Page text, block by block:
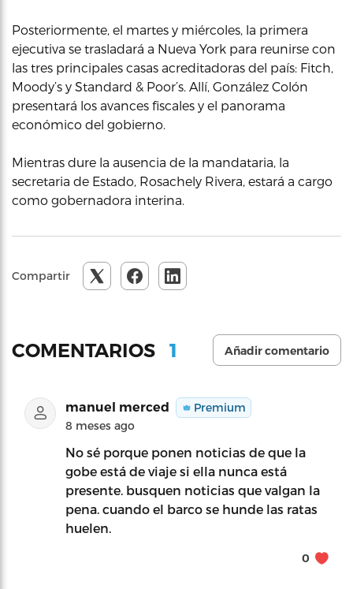
Posteriormente, el martes y miércoles, la primera
ejecutiva se trasladará a Nueva York para reunirse con
las tres principales casas acreditadoras del país: Fitch,
Moody’s y Standard & Poor’s. Allí, González Colón
presentará los avances fiscales y el panorama
económico del gobierno.
Mientras dure la ausencia de la mandataria, la
secretaria de Estado, Rosachely Rivera, estará a cargo
como gobernadora interina.
Compartir
COMENTARIOS 1 Añadir comentario
manuel merced
Premium
8 meses ago
No sé porque ponen noticias de que la
gobe está de viaje si ella nunca está
presente. busquen noticias que valgan la
pena. cuando el barco se hunde las ratas
huelen.
0